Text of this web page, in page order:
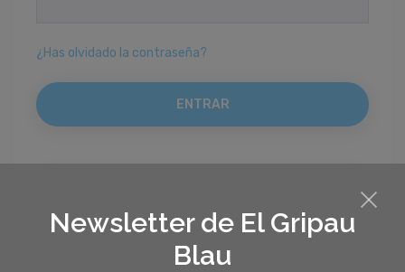
Newsletter de El Gripau
Blau
¿Has olvidado la contraseña?